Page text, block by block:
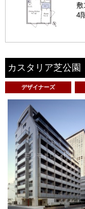
敷
4
カスタリア芝公園
デザイナーズ